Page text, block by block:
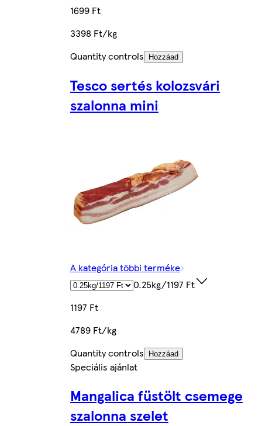
1699 Ft
3398 Ft/kg
Quantity controls
Hozzáad
Tesco sertés kolozsvári
szalonna mini
A kategória többi terméke
0.25kg/1197 Ft
1197 Ft
4789 Ft/kg
Quantity controls
Hozzáad
Speciális ajánlat
Mangalica füstölt csemege
szalonna szelet